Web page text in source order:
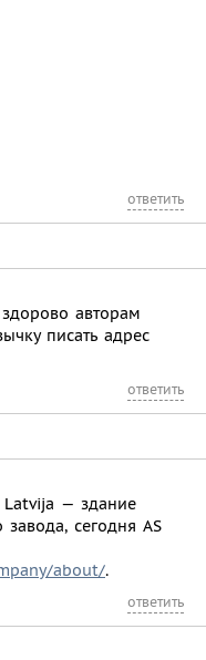
ответить
авторам
писать адрес
ответить
Latvija — здание
завода, сегодня AS
about/.
ответить